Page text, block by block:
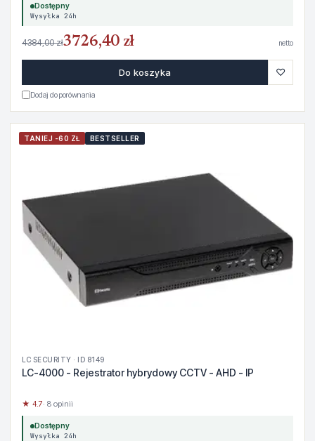
Dostępny
Wysyłka 24h
4384,00 zł3726,40 zł netto
Do koszyka ♡
Dodaj do porównania
TANIEJ -60 ZŁ BESTSELLER
LC SECURITY · ID 8149
LC-4000 - Rejestrator hybrydowy CCTV - AHD - IP
★ 4.7· 8 opinii
Dostępny
Wysyłka 24h